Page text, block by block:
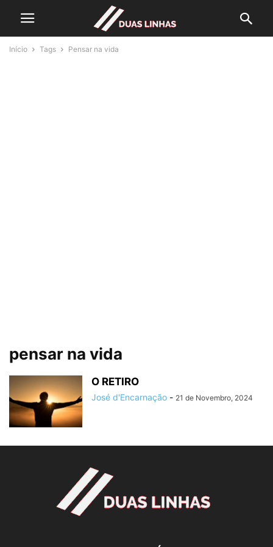
Início Tags Pensar na vida
pensar na vida
O RETIRO
José d'Encarnação - 21 de Novembro, 2024